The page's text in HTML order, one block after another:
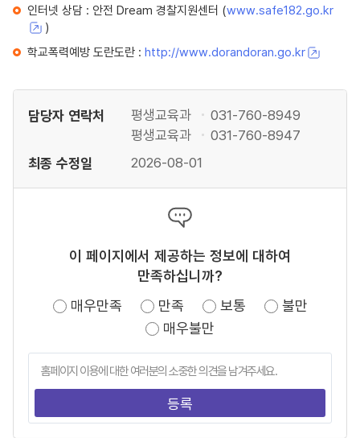
인터넷 상담 : 안전 Dream 경찰지원센터 (www.safe182.go.kr
)
학교폭력예방 도란도란 : http://www.dorandoran.go.kr
담당자 연락처 평생교육과
031-760-8949
평생교육과
031-760-8947
최종 수정일 2026-08-01
이 페이지에서 제공하는 정보에 대하여
만족하십니까?
매우만족
만족 보통
불만
매우불만